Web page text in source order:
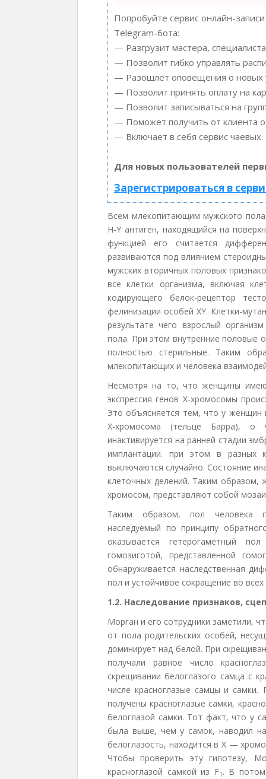
Попробуйте сервис онлайн-
Telegram-бота:
— Разгрузит мастера,
— Позволит гибко управлять
— Разошлет оповещения о новых
— Позволит принять оплату на
— Позволит записываться на
— Поможет получить от клиента
— Включает в себя сервис чаевых.
Для новых пользователей
Зарегистрироваться в
Всем млекопитающим мужского
H-Y антиген, находящийся на
функцией его считается
развиваются под влиянием
мужских вторичных половых
все клетки организма, включая
кодирующего белок-рецептор
фелинизации особей XY. Клетки-
результате чего взрослый
пола. При этом внутренние половые
полностью стерильные. Таким
млекопитающих и человека
Несмотря на то, что женщины
экспрессия генов Х-хромосомы
Это объясняется тем, что у женщин
Х-хромосома (тельце Барра),
инактивируется на ранней стадии
имплантации. при этом в разных
выключаются случайно. Состояние
клеточных делений. Таким образом,
хромосом, представляют собой
Таким образом, пол человека
наследуемый по принципу
оказывается гетерогаметный
гомозиготой, представленной
обнаруживается наследственная
пол и устойчивое сокращение во
1.2. Наследование признаков,
Морган и его сотрудники заметили,
от пола родительских особей,
доминирует над белой. При
получали равное число
скрещивании белоглазого самца с
числе красно­глазые самцы и самки.
получены красноглазые самки,
белоглазой самки. Тот факт, что у
была выше, чем у самок, наводил
белоглазость, находится в Х —
Чтобы проверить эту гипотезу,
красноглазой сам­кой из F1 . В